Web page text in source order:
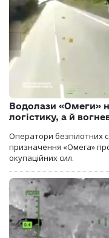
Водолази «Омеги»
логістику, а й
Оператори безпілотних
призначення «Омега»
окупаційних сил.